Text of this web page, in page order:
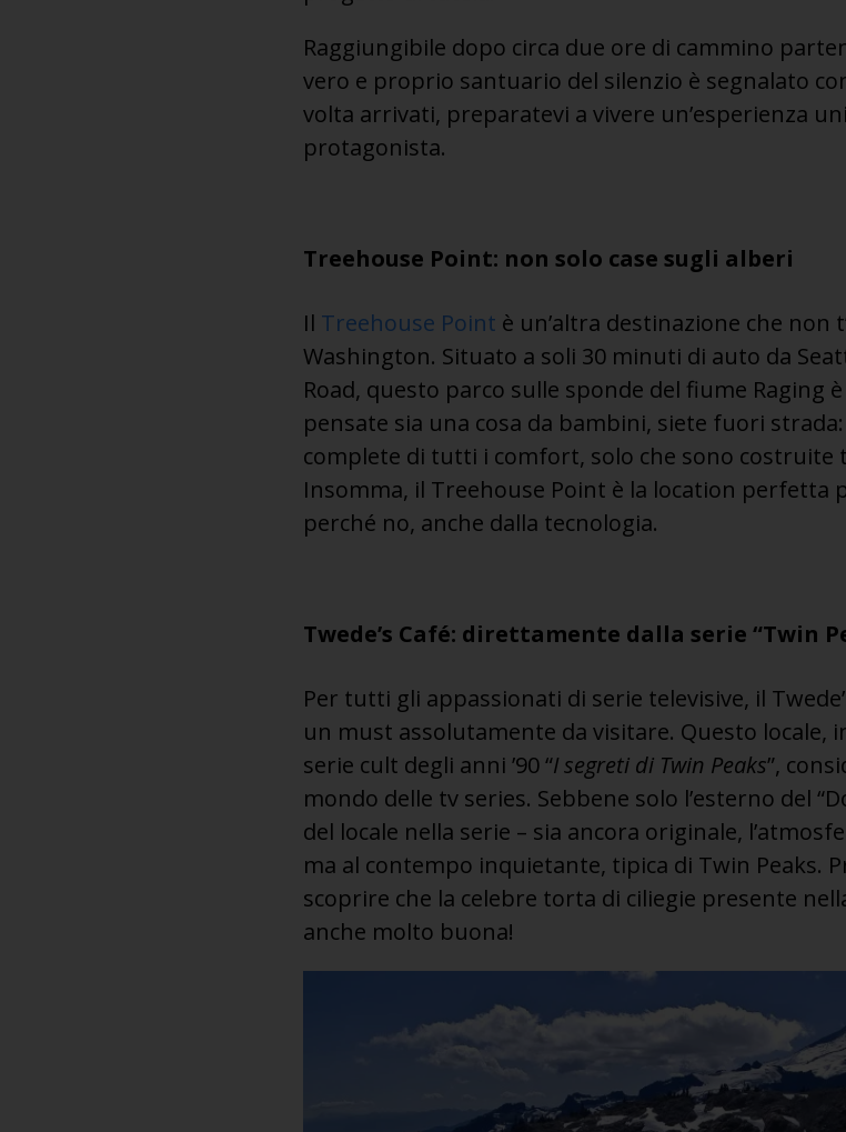
Raggiungibile dopo circa due ore di cammino
vero e proprio santuario del silenzio è segnalato
volta arrivati, preparatevi a vivere un’esperienza
protagonista.
Treehouse Point: non solo case sugli alberi
Il Treehouse Point è un’altra destinazione che non
Washington. Situato a soli 30 minuti di auto da
Road, questo parco sulle sponde del fiume Raging
pensate sia una cosa da bambini, siete fuori
complete di tutti i comfort, solo che sono costruite
Insomma, il Treehouse Point è la location perfetta
perché no, anche dalla tecnologia.
Twede’s Café: direttamente dalla serie “Twin
Per tutti gli appassionati di serie televisive, il
un must assolutamente da visitare. Questo locale,
serie cult degli anni ’90 “I segreti di Twin Peaks”,
mondo delle tv series. Sebbene solo l’esterno del
del locale nella serie – sia ancora originale,
ma al contempo inquietante, tipica di Twin Peaks.
scoprire che la celebre torta di ciliegie presente
anche molto buona!